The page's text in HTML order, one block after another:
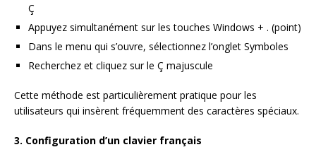
Ç
Appuyez simultanément sur les touches Windows + . (point)
Dans le menu qui s’ouvre, sélectionnez l’onglet Symboles
Recherchez et cliquez sur le Ç majuscule
Cette méthode est particulièrement pratique pour les
utilisateurs qui insèrent fréquemment des caractères spéciaux.
3. Configuration d’un clavier français